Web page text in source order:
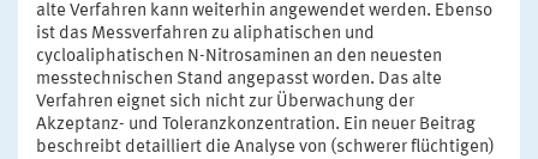
alte Verfahren kann weiterhin angewendet werden. Ebenso
ist das Messverfahren zu aliphatischen und
cycloaliphatischen N-Nitrosaminen an den neuesten
messtechnischen Stand angepasst worden. Das alte
Verfahren eignet sich nicht zur Überwachung der
Akzeptanz- und Toleranzkonzentration. Ein neuer Beitrag
beschreibt detailliert die Analyse von (schwerer flüchtigen)